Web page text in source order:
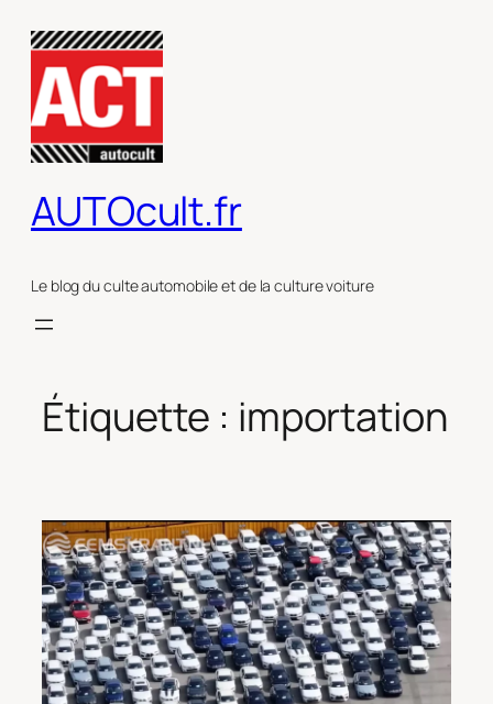
contenu
AUTOcult.fr
Le blog du culte automobile et de la culture voiture
Étiquette : importation